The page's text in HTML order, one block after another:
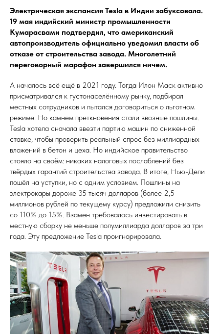
Электрическая экспансия Tesla в Индии забуксовала.
19 мая индийский министр промышленности
Кумарасвами подтвердил, что американский
автопроизводитель официально уведомил власти об
отказе от строительства завода. Многолетний
переговорный марафон завершился ничем.
А началось всё ещё в 2021 году. Тогда Илон Маск активно
присматривался к густонаселённому рынку, подбирал
местных сотрудников и пытался договориться о льготном
режиме. Но камнем преткновения стали ввозные пошлины.
Tesla хотела сначала ввезти партию машин по сниженной
ставке, чтобы проверить реальный спрос без миллиардных
вложений в бетон и цеха. Но индийское правительство
стояло на своём: никаких налоговых послаблений без
твёрдых гарантий строительства завода. В итоге, Нью-Дели
пошёл на уступки, но с одним условием. Пошлины на
электрокары дороже 35 тысяч долларов (более 2,5
миллионов рублей по текущему курсу) предложили снизить
со 110% до 15%. Взамен требовалось инвестировать в
местную сборку не меньше полумиллиарда долларов за три
года. Эту предложение Tesla проигнорировала.